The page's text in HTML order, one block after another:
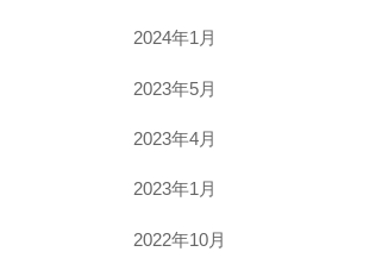
2024年1月
2023年5月
2023年4月
2023年1月
2022年10月